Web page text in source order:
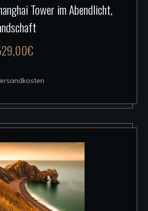
Produkt
Die
auf
der
Produktseite
gewählt
werden
Tower im Abendlicht,
€